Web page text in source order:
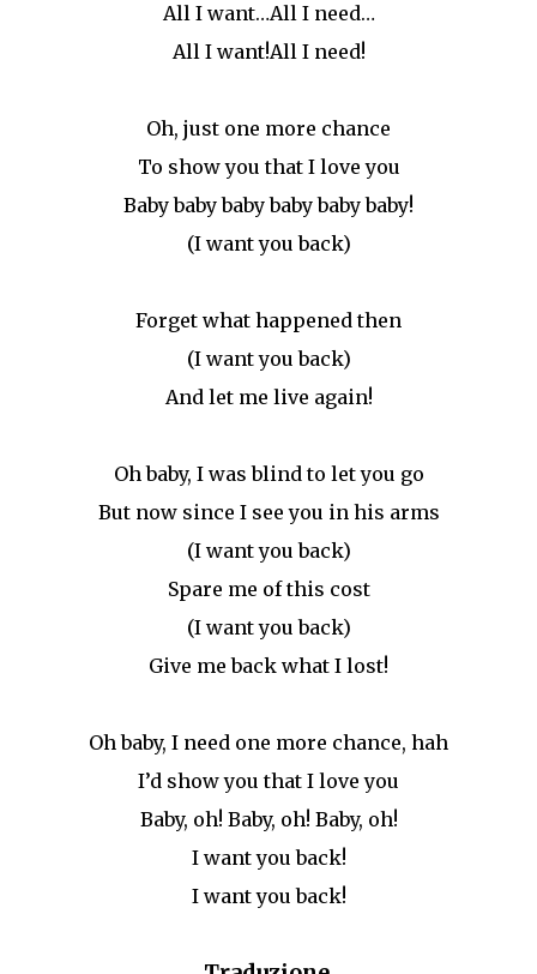
All I want…All I need…
All I want!All I need!
Oh, just one more chance
To show you that I love you
Baby baby baby baby baby baby!
(I want you back)
Forget what happened then
(I want you back)
And let me live again!
Oh baby, I was blind to let you go
But now since I see you in his arms
(I want you back)
Spare me of this cost
(I want you back)
Give me back what I lost!
Oh baby, I need one more chance, hah
I’d show you that I love you
Baby, oh! Baby, oh! Baby, oh!
I want you back!
I want you back!